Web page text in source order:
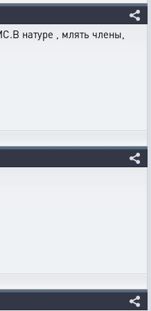
натуре , млять члены,